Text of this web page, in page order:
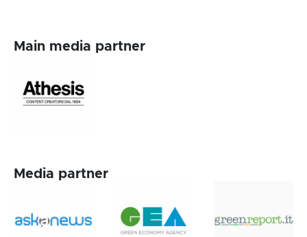
Main media partner
Media partner